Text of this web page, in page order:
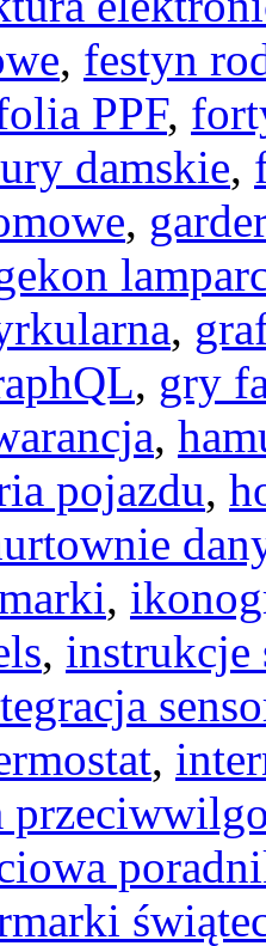
, festyn
PPF,
damskie,
,
,
, gry
,
pojazdu,
,
, instrukcje
,